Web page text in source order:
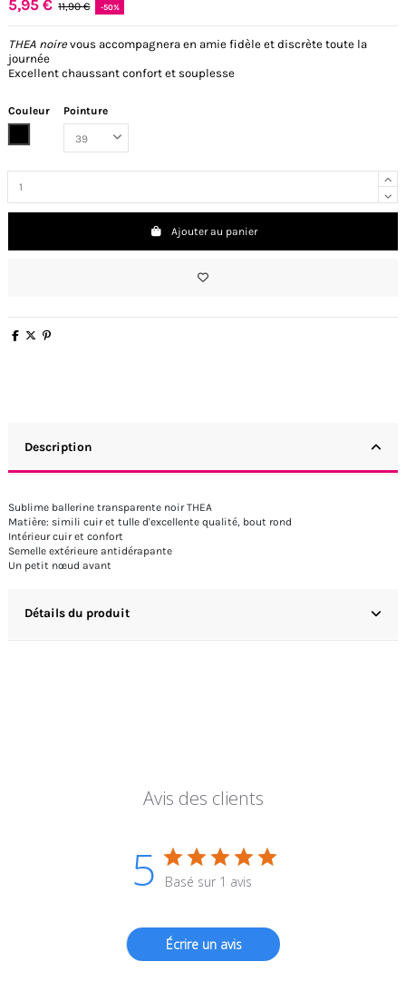
5,95 € 11,90 € -50%
THEA noirevous accompagnera en amie fidèle et discrète toute la
journée
Excellent chaussant confort et souplesse
Couleur
Pointure
Ajouter au panier
Description
Sublime ballerine transparente noir THEA
Matière: simili cuir et tulle d'excellente qualité, bout rond
Intérieur cuir et confort
Semelle extérieure antidérapante
Un petit nœud avant
Détails du produit
Avis des clients
5 Basé sur 1 avis
Écrire un avis